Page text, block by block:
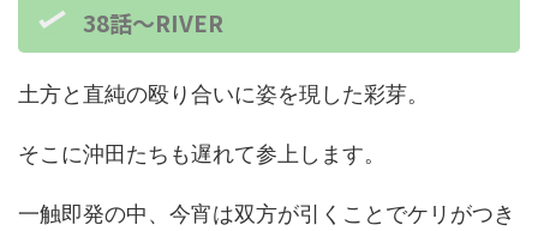
38話～RIVER
土方と直純の殴り合いに姿を現した彩芽。
そこに沖田たちも遅れて参上します。
一触即発の中、今宵は双方が引くことでケリがつき